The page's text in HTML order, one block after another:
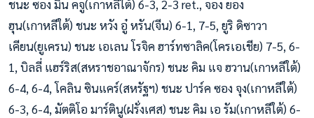
ชนะ ซอง มิน คจู(เกาหลีใต้) 6-3, 2-3 ret., จอง ยอง
ฮุน(เกาหลีใต้) ชนะ หวัง อู๋ หรัน(จีน) 6-1, 7-5, ยูริ ดิซาวา
เคียน(ยูเครน) ชนะ เอเลน โรจิค ฮาร์ทซาลิค(โครเอเชีย) 7-5, 6-
1, บิลลี่ แฮร์ริส(สหราชอาณาจักร) ชนะ คิม แจ ฮวาน(เกาหลีใต้)
6-4, 6-4, โคลิน ซินแคร์(สหรัฐฯ) ชนะ ปาร์ค ซอง จุง(เกาหลีใต้)
6-3, 6-4, มัตติโอ มาร์ตินู(ฝรั่งเศส) ชนะ คิม เอ รัม(เกาหลีใต้) 6-